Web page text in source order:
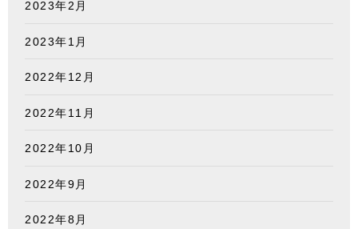
2023年2月
2023年1月
2022年12月
2022年11月
2022年10月
2022年9月
2022年8月